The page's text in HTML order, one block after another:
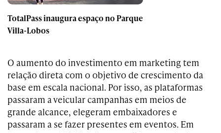
TotalPass inaugura espaço no Parque
Villa-Lobos
O aumento do investimento em marketing tem
relação direta com o objetivo de crescimento da
base em escala nacional. Por isso, as plataformas
passaram a veicular campanhas em meios de
grande alcance, elegeram embaixadores e
passaram a se fazer presentes em eventos. Em